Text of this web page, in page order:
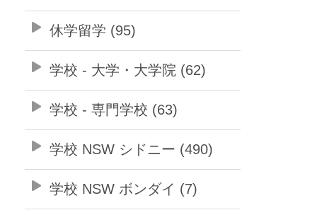
休学留学 (95)
学校 - 大学・大学院 (62)
学校 - 専門学校 (63)
学校 NSW シドニー (490)
学校 NSW ボンダイ (7)